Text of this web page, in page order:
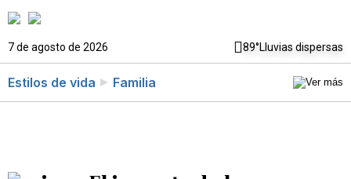
7 de agosto de 2026 89°Lluvias dispersas
Estilos de vida Familia